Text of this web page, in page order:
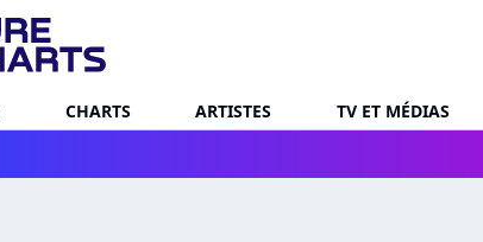
CHARTS ARTISTES TV ET MÉDIAS